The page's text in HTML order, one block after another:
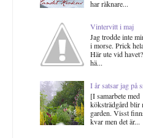
har räknare...
Vintervitt i maj
Jag trodde inte
i morse. Prick
Här ute vid
hä...
I år satsar jag på
[I samarbete
köksträdgård blir
garden. Visst
kvar men det är...